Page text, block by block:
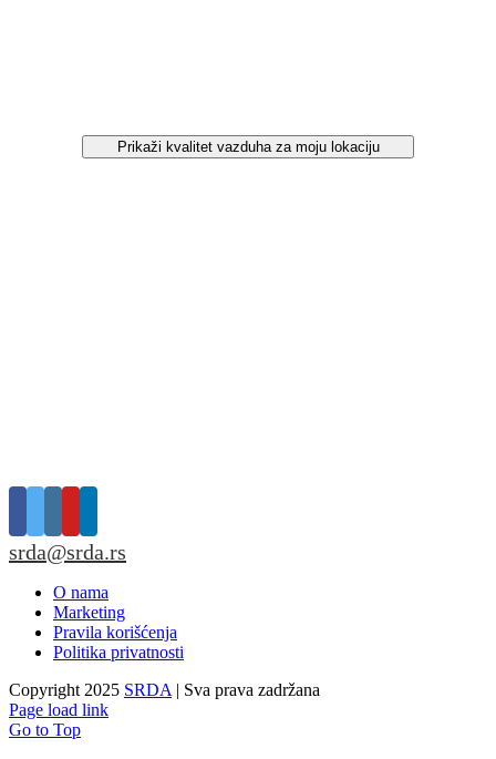
Prikaži kvalitet vazduha za moju lokaciju
srda@srda.rs
O nama
Marketing
Pravila korišćenja
Politika privatnosti
Copyright 2025 SRDA | Sva prava zadržana
Page load link
Go to Top